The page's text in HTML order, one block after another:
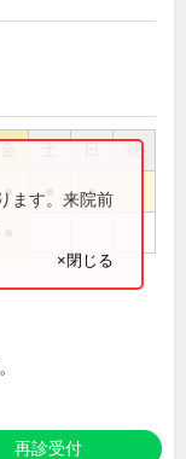
祝
● ●
ます。来院前
×閉じる
再診受付